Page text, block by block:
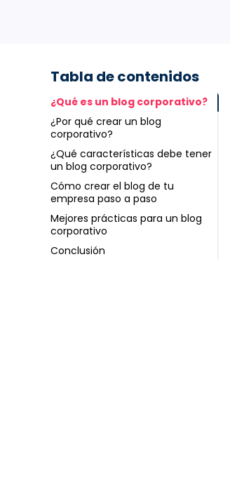
Tabla de contenidos
¿Qué es un blog corporativo?
¿Por qué crear un blog
corporativo?
¿Qué características debe tener
un blog corporativo?
Cómo crear el blog de tu
empresa paso a paso
Mejores prácticas para un blog
corporativo
Conclusión